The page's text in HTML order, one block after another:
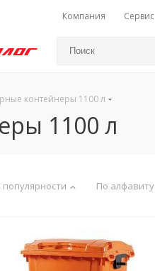
Компания Сервис
контейнеры 1100 л
1100 л
популярности По алфавиту